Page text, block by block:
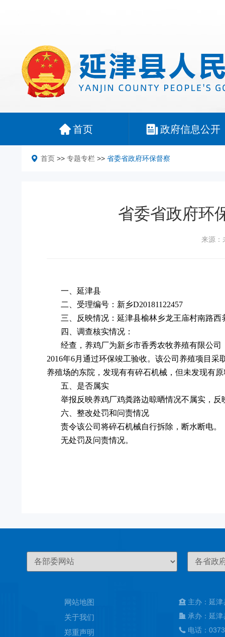
首页 政府信息公开
首页 >> 专题专栏 >> 省委省政府环保督察
省委省政府环
来源：
一、延津县
二、受理编号： 新乡D20181122457
三、反映情况： 延津县榆林乡龙王庙村南路
四、调查核实情况：
经查，养鸡厂为新乡市香秀农牧养殖有限公司
2016年6月通过环保竣工验收。 该公司养殖项目采
养殖场的东院，发现有有碎石机械，但未发现有
五、是否属实
举报反映养鸡厂鸡粪路边晾晒情况不属实，反
六、整改处罚和问责情况
责令该公司将碎石机械自行拆除，断水断电。
无处罚及问责情况。
网站地图
关于我们
郑重声明
主办：延
承办：延
电话：